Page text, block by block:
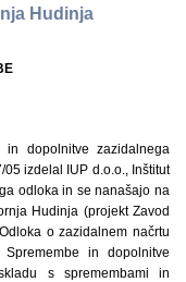
Hudinja
dopolnitve zazidalnega
izdelal IUP d.o.o., Inštitut
odloka in se nanašajo na
Hudinja (projekt Zavod
o zazidalnem načrtu
in dopolnitve
s spremembami in